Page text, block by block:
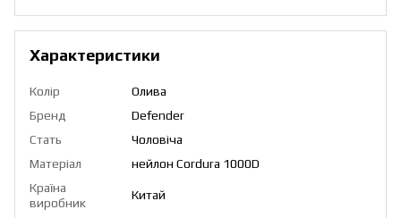
Характеристики
Колір
Олива
Бренд
Defender
Стать
Чоловіча
Матеріал
нейлон Cordura 1000D
Країна
виробник
Китай